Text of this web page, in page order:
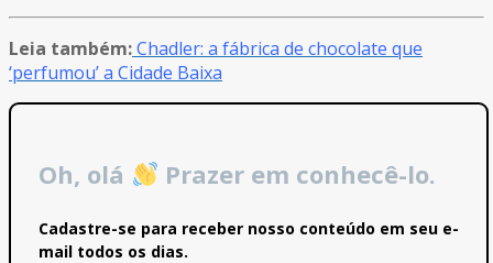
Leia também:Chadler: a fábrica de chocolate que
‘perfumou’ a Cidade Baixa
Oh, olá Prazer em conhecê-lo.
Cadastre-se para receber nosso conteúdo em seu e-
mail todos os dias.